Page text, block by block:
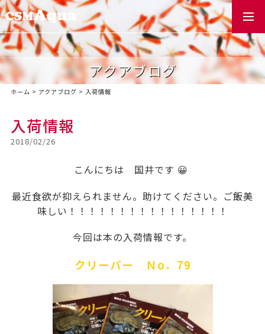
アクアブログ
ホーム > アクアブログ > 入荷情報
入荷情報
2018/02/26
こんにちは 国井です 😀
最近食欲が抑えられません。助けてください。ご飯美
味しい！！！！！！！！！！！！！！！！
今回は本の入荷情報です。
クリーパー Ｎо．79